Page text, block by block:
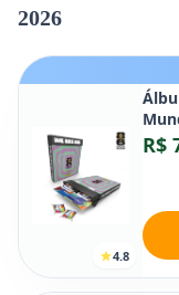
2026
4.8
R$